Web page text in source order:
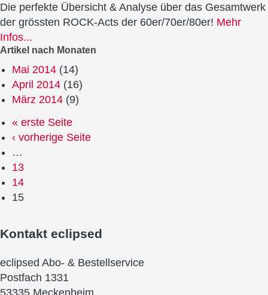
Die perfekte Übersicht & Analyse über das Gesamtwerk
der grössten ROCK-Acts der 60er/70er/80er! Mehr
Infos...
Artikel nach Monaten
Mai 2014 (14)
April 2014 (16)
März 2014 (9)
« erste Seite
‹ vorherige Seite
…
13
14
15
Kontakt eclipsed
eclipsed Abo- & Bestellservice
Postfach 1331